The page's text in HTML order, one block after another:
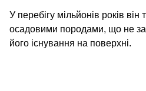
У перебігу мільйонів років
осадовими породами, що не
його існування на поверхні.